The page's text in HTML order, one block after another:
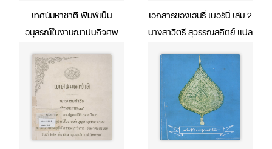
เทศน์มหาชาติ พิมพ์เป็น
อนุสรณ์ในงานฌาปนกิจศพ
แสง) ณ ฌาปนสถานกองทัพ
อากาศ วัดพระศรีมหาธาตุ
กรุงเทพมหานคร วันจันทร์ที่ 2
เมษายน พุทธศักราช 2516
เอกสารของเฮนรี่ เบอร์นี่ เล่ม 2
นางสาวิตรี สุวรรณสถิตย์ แปล